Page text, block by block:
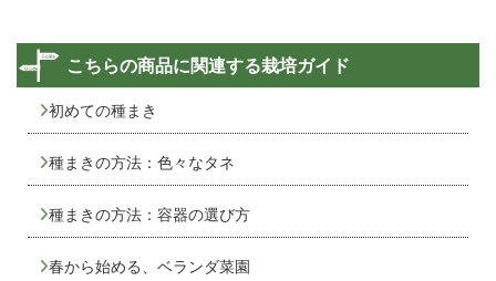
こちらの商品に関連する栽培ガイド
初めての種まき
種まきの方法：色々なタネ
種まきの方法：容器の選び方
春から始める、ベランダ菜園